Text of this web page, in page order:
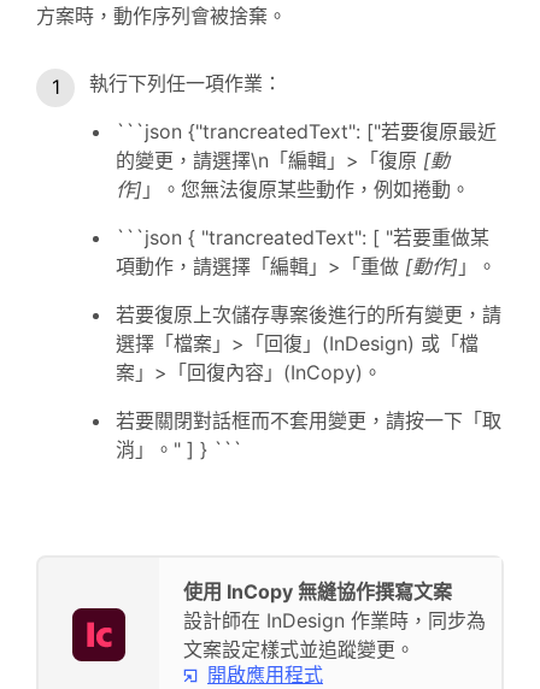
方案時，動作序列會被捨棄。
執行下列任一項作業：
```json {"trancreatedText": ["若要復原最近
的變更，請選擇\n「編輯」>「復原 [動
作] 」。您無法復原某些動作，例如捲動。
```json { "trancreatedText": [ "若要重做某
項動作，請選擇「編輯」>「重做 [動作] 」。
若要復原上次儲存專案後進行的所有變更，請
選擇「檔案」>「回復」(InDesign) 或「檔
案」>「回復內容」(InCopy)。
若要關閉對話框而不套用變更，請按一下「取
消」。" ] } ```
使用 InCopy 無縫協作撰寫文案
設計師在 InDesign 作業時，同步為
文案設定樣式並追蹤變更。
開啟應用程式